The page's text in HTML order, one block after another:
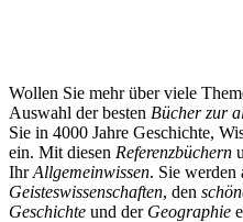
Wollen Sie mehr über viele
Auswahl der besten Bücher zur
Sie in 4000 Jahre Geschichte,
ein. Mit diesen Referenzbüchern
IhrAllgemeinwissen. Sie werden
Geisteswissenschaften, den
Geschichte und der Geographie